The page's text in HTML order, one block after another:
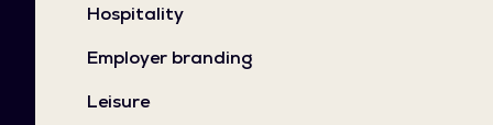
Hospitality
Employer branding
Leisure